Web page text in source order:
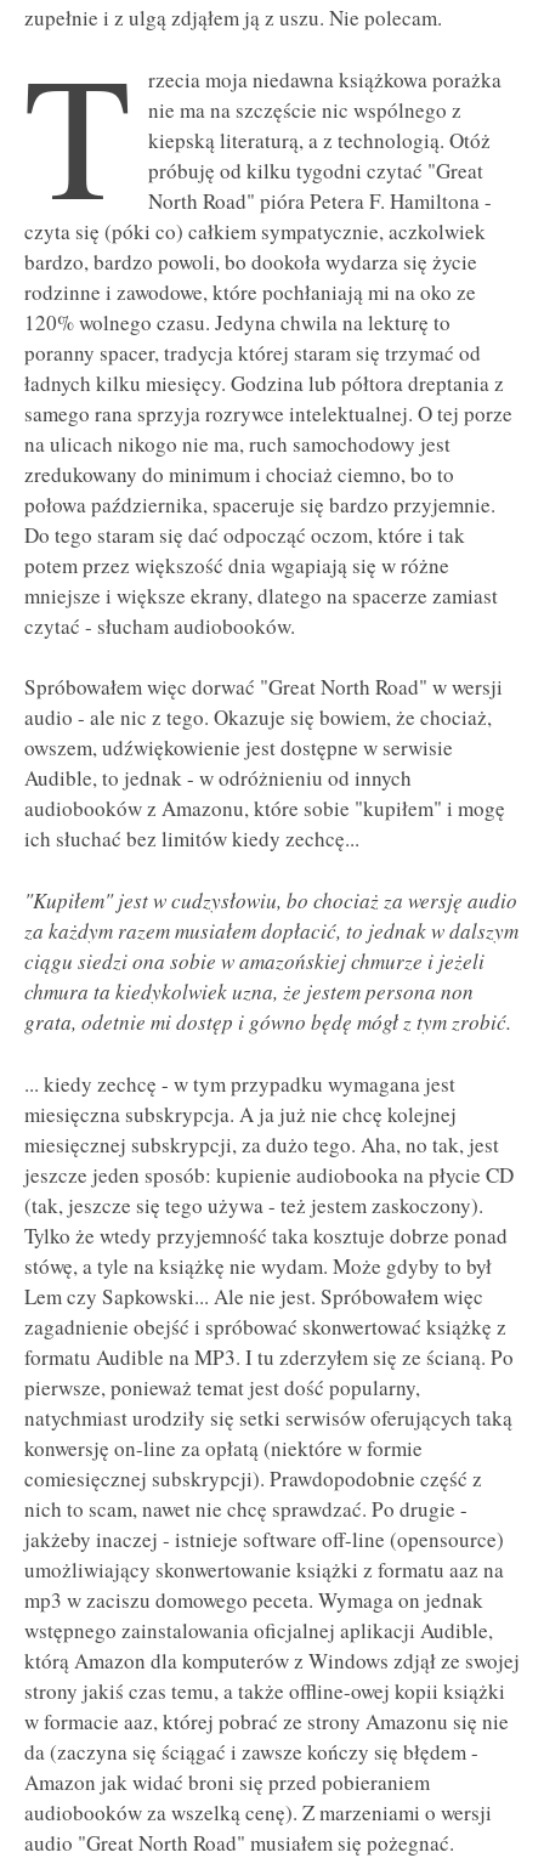
zupełnie i z ulgą zdjąłem ją z uszu. Nie polecam.
T
rzecia moja niedawna książkowa porażka
nie ma na szczęście nic wspólnego z
kiepską literaturą, a z technologią. Otóż
próbuję od kilku tygodni czytać "Great
North Road" pióra Petera F. Hamiltona -
czyta się (póki co) całkiem sympatycznie, aczkolwiek
bardzo, bardzo powoli, bo dookoła wydarza się życie
rodzinne i zawodowe, które pochłaniają mi na oko ze
120% wolnego czasu. Jedyna chwila na lekturę to
poranny spacer, tradycja której staram się trzymać od
ładnych kilku miesięcy. Godzina lub półtora dreptania z
samego rana sprzyja rozrywce intelektualnej. O tej porze
na ulicach nikogo nie ma, ruch samochodowy jest
zredukowany do minimum i chociaż ciemno, bo to
połowa października, spaceruje się bardzo przyjemnie.
Do tego staram się dać odpocząć oczom, które i tak
potem przez większość dnia wgapiają się w różne
mniejsze i większe ekrany, dlatego na spacerze zamiast
czytać - słucham audiobooków.
Spróbowałem więc dorwać "Great North Road" w wersji
audio - ale nic z tego. Okazuje się bowiem, że chociaż,
owszem, udźwiękowienie jest dostępne w serwisie
Audible, to jednak - w odróżnieniu od innych
audiobooków z Amazonu, które sobie "kupiłem" i mogę
ich słuchać bez limitów kiedy zechcę...
"Kupiłem" jest w cudzysłowiu, bo chociaż za wersję audio
za każdym razem musiałem dopłacić, to jednak w dalszym
ciągu siedzi ona sobie w amazońskiej chmurze i jeżeli
chmura ta kiedykolwiek uzna, że jestem persona non
grata, odetnie mi dostęp i gówno będę mógł z tym zrobić.
... kiedy zechcę - w tym przypadku wymagana jest
miesięczna subskrypcja. A ja już nie chcę kolejnej
miesięcznej subskrypcji, za dużo tego. Aha, no tak, jest
jeszcze jeden sposób: kupienie audiobooka na płycie CD
(tak, jeszcze się tego używa - też jestem zaskoczony).
Tylko że wtedy przyjemność taka kosztuje dobrze ponad
stówę, a tyle na książkę nie wydam. Może gdyby to był
Lem czy Sapkowski... Ale nie jest. Spróbowałem więc
zagadnienie obejść i spróbować skonwertować książkę z
formatu Audible na MP3. I tu zderzyłem się ze ścianą. Po
pierwsze, ponieważ temat jest dość popularny,
natychmiast urodziły się setki serwisów oferujących taką
konwersję on-line za opłatą (niektóre w formie
comiesięcznej subskrypcji). Prawdopodobnie część z
nich to scam, nawet nie chcę sprawdzać. Po drugie -
jakżeby inaczej - istnieje software off-line (opensource)
umożliwiający skonwertowanie książki z formatu aaz na
mp3 w zaciszu domowego peceta. Wymaga on jednak
wstępnego zainstalowania oficjalnej aplikacji Audible,
którą Amazon dla komputerów z Windows zdjął ze swojej
strony jakiś czas temu, a także offline-owej kopii książki
w formacie aaz, której pobrać ze strony Amazonu się nie
da (zaczyna się ściągać i zawsze kończy się błędem -
Amazon jak widać broni się przed pobieraniem
audiobooków za wszelką cenę). Z marzeniami o wersji
audio "Great North Road" musiałem się pożegnać.